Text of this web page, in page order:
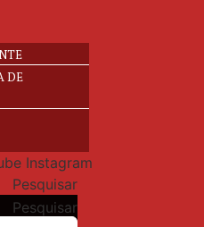
DE
Instagram
Pesquisar
Pesquisar